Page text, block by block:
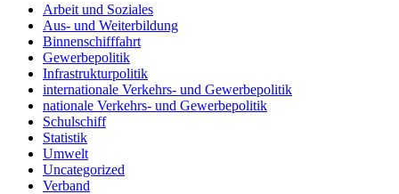
Arbeit und Soziales
Aus- und Weiterbildung
Binnenschifffahrt
Gewerbepolitik
Infrastrukturpolitik
internationale Verkehrs- und Gewerbepolitik
nationale Verkehrs- und Gewerbepolitik
Schulschiff
Statistik
Umwelt
Uncategorized
Verband